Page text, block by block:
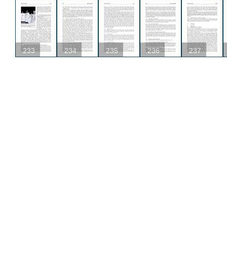
233 234 235 236 237